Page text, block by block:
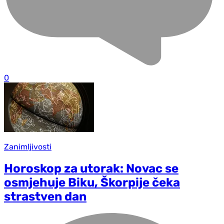
0
Zanimljivosti
Horoskop za utorak: Novac se
osmjehuje Biku, Škorpije čeka
strastven dan